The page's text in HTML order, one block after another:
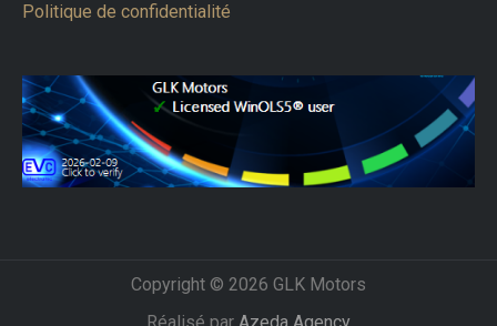
Politique de confidentialité
Copyright © 2026 GLK Motors